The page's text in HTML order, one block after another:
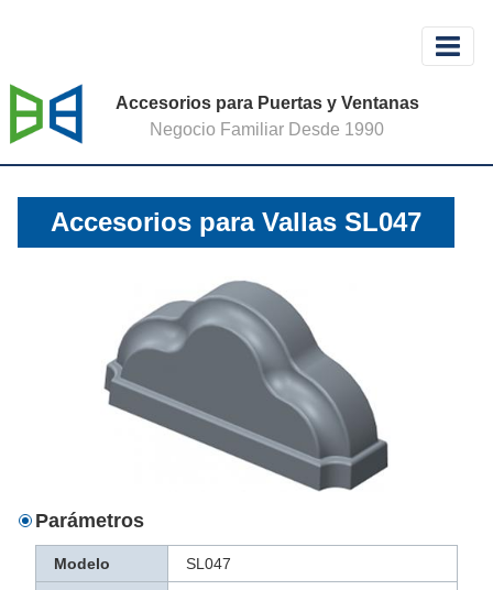
Accesorios para Puertas y Ventanas
Negocio Familiar Desde 1990
Accesorios para Vallas SL047
Parámetros
Modelo SL047